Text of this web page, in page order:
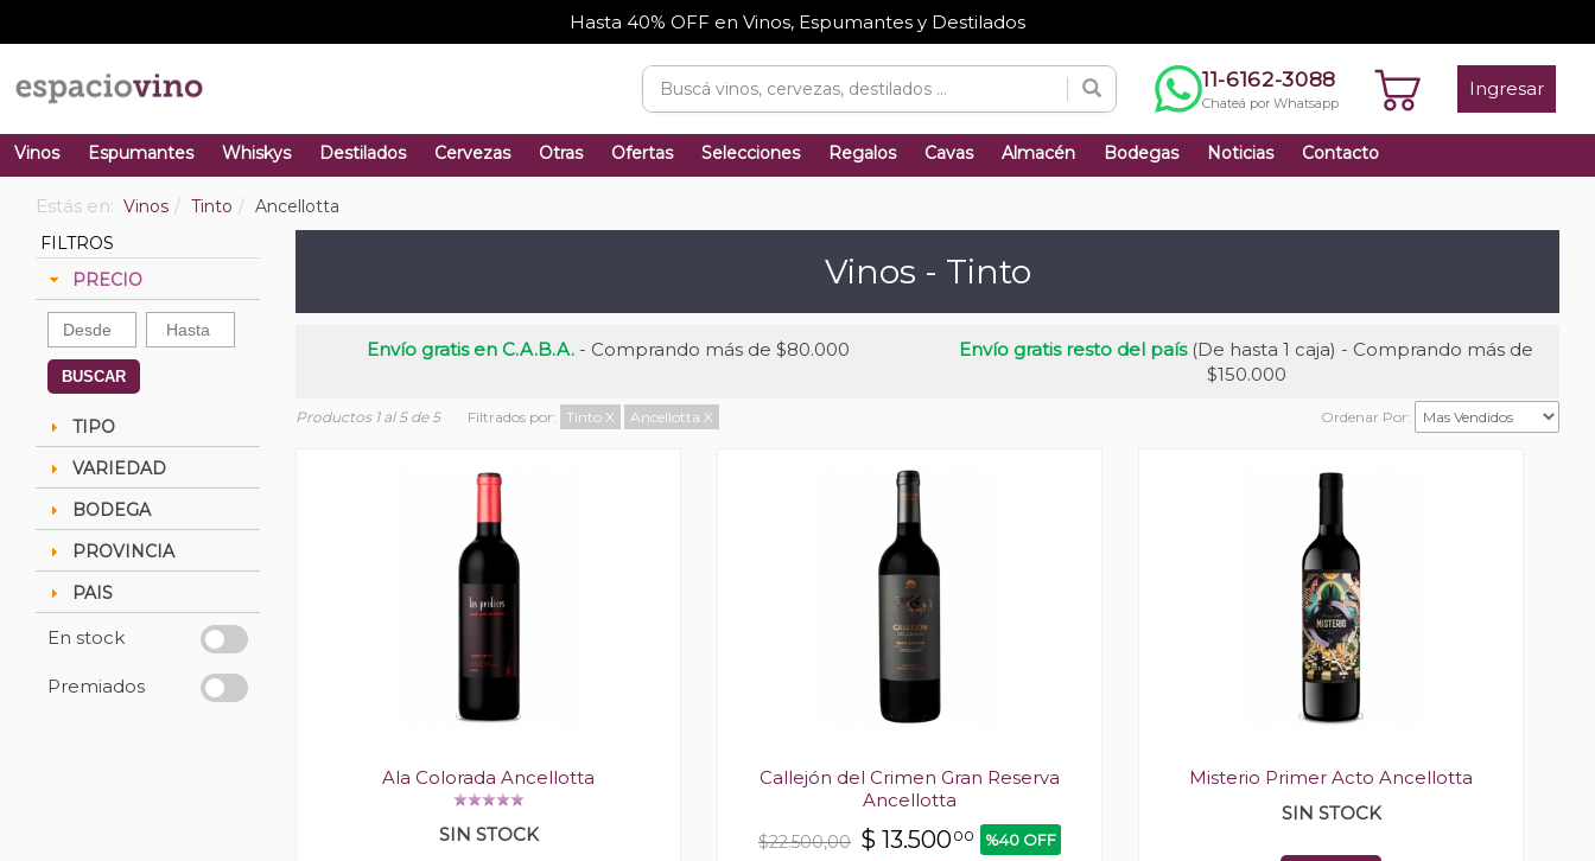
Hasta 40% OFF en Vinos, Espumantes y Destilados
11-6162-3088
Chateá por Whatsapp
Ingresar
Vinos Espumantes Whiskys Destilados Cervezas Otras Ofertas Selecciones Regalos Cavas Almacén Bodegas Noticias Contacto
Estás en: Vinos Tinto
Ancellotta
FILTROS
PRECIO
BUSCAR
TIPO
VARIEDAD
BODEGA
PROVINCIA
PAIS
En stock
Premiados
Vinos - Tinto
Envío gratis en C.A.B.A. - Comprando más de $80.000 Envío gratis resto del país(De hasta 1 caja) - Comprando más de
$150.000
Productos 1 al 5 de 5 Filtrados por: Tinto X Ancellotta X Ordenar Por:
Ala Colorada Ancellotta
SIN STOCK
Callejón del Crimen Gran Reserva
Ancellotta
$22.500,00 $ 13.50000 %40 OFF
Misterio Primer Acto Ancellotta
SIN STOCK